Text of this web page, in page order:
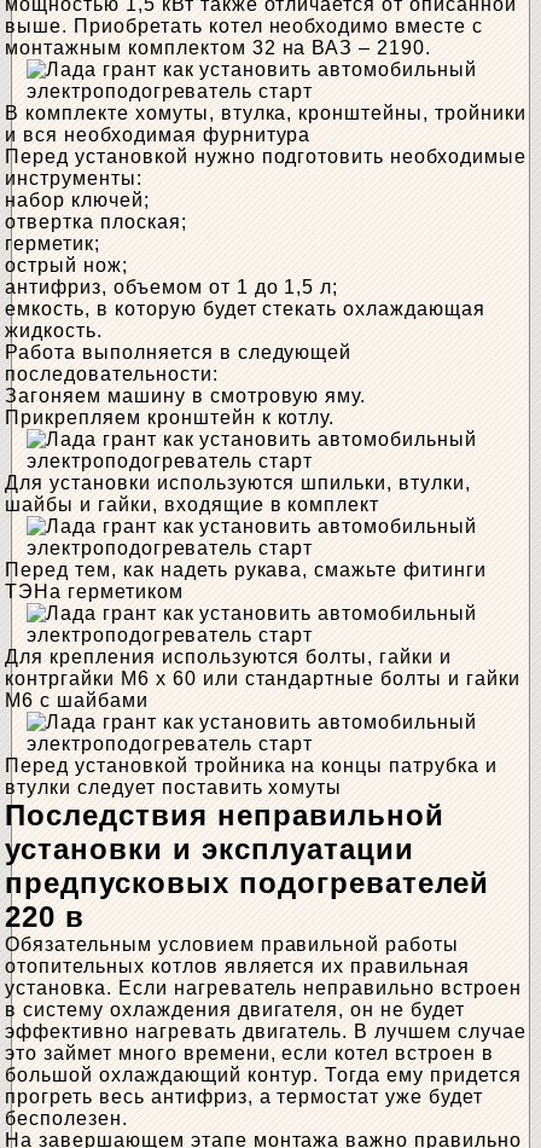
мощностью 1,5 кВт также отличается от описанной
выше. Приобретать котел необходимо вместе с
монтажным комплектом 32 на ВАЗ – 2190.
В комплекте хомуты, втулка, кронштейны, тройники
и вся необходимая фурнитура
Перед установкой нужно подготовить необходимые
инструменты:
набор ключей;
отвертка плоская;
герметик;
острый нож;
антифриз, объемом от 1 до 1,5 л;
емкость, в которую будет стекать охлаждающая
жидкость.
Работа выполняется в следующей
последовательности:
Загоняем машину в смотровую яму.
Прикрепляем кронштейн к котлу.
Для установки используются шпильки, втулки,
шайбы и гайки, входящие в комплект
Перед тем, как надеть рукава, смажьте фитинги
ТЭНа герметиком
Для крепления используются болты, гайки и
контргайки M6 x 60 или стандартные болты и гайки
M6 с шайбами
Перед установкой тройника на концы патрубка и
втулки следует поставить хомуты
Последствия неправильной
установки и эксплуатации
предпусковых подогревателей
220 в
Обязательным условием правильной работы
отопительных котлов является их правильная
установка. Если нагреватель неправильно встроен
в систему охлаждения двигателя, он не будет
эффективно нагревать двигатель. В лучшем случае
это займет много времени, если котел встроен в
большой охлаждающий контур. Тогда ему придется
прогреть весь антифриз, а термостат уже будет
бесполезен.
На завершающем этапе монтажа важно правильно